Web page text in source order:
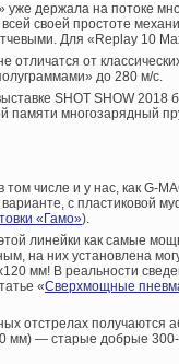
уже держала на потоке
своей простоте
Для «Replay 10
от
до 280 м/с.
SHOT SHOW 2018
памяти многозарядный
том числе и у нас, как G-
с пластиковой
«Гамо»).
линейки как самые
на них установлена
мм! В реальности
«Сверхмощные
отстрелах получаются
мм) — старые добрые